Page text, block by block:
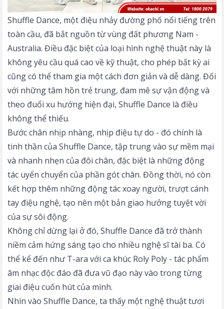
Shuffle Dance, một điệu nhảy đường phố nổi tiếng trên
toàn cầu, đã bắt nguồn từ vùng đất phương Nam -
Australia. Điều đặc biệt của loại hình nghệ thuật này là
không yêu cầu quá cao về kỹ thuật, cho phép bất kỳ ai
cũng có thể tham gia một cách đơn giản và dễ dàng. Đối
với những tâm hồn trẻ trung, đam mê sự vận động và
theo đuổi xu hướng hiện đại, Shuffle Dance là điều
không thể thiếu.
Bước chân nhịp nhàng, nhịp điệu tự do - đó chính là
tinh thần của Shuffle Dance, tập trung vào sự mềm mại
và nhanh nhẹn của đôi chân, đặc biệt là những động
tác uyển chuyển của phần gót chân. Đồng thời, nó còn
kết hợp thêm những động tác xoay người, trượt cánh
tay điệu nghệ, tạo nên một bản giao hưởng tuyệt vời
của sự sôi động.
Không chỉ dừng lại ở đó, Shuffle Dance đã trở thành
niềm cảm hứng sáng tạo cho nhiều nghệ sĩ tài ba. Có
thể kể đến như T-ara với ca khúc Roly Poly - tác phẩm
âm nhạc độc đáo đã đưa vũ đạo này vào trong từng
giai điệu cuốn hút của mình.
Nhìn vào Shuffle Dance, ta thấy một nghệ thuật tươi